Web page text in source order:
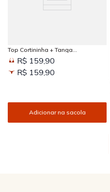
Top Cortininha + Tanga
Amarradinha Estampada Sun
KissedR$ 159,90
R$ 159,90
Adicionar na sacola